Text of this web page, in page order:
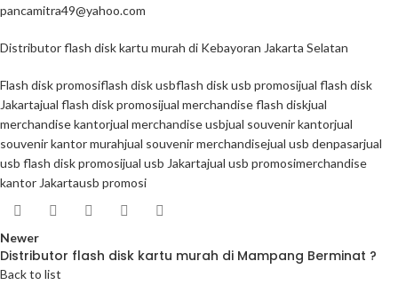
pancamitra49@yahoo.com
Distributor flash disk kartu murah di Kebayoran Jakarta Selatan
Flash disk promosiflash disk usbflash disk usb promosijual flash disk
Jakartajual flash disk promosijual merchandise flash diskjual
merchandise kantorjual merchandise usbjual souvenir kantorjual
souvenir kantor murahjual souvenir merchandisejual usb denpasarjual
usb flash disk promosijual usb Jakartajual usb promosimerchandise
kantor Jakartausb promosi
Newer
Distributor flash disk kartu murah di Mampang Berminat ?
Back to list